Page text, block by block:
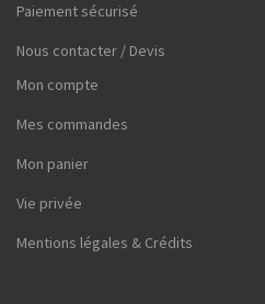
Paiement sécurisé
Nous contacter / Devis
Mon compte
Mes commandes
Mon panier
Vie privée
Mentions légales & Crédits